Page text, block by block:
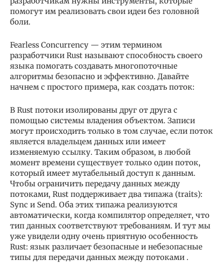
помогут им реализовать свои идеи без головной
боли.
Fearless Concurrency — этим термином
разработчики Rust называют способность своего
языка помогать создавать многопоточные
алгоритмы безопасно и эффективно. Давайте
начнем с простого примера, как создать поток:
В Rust потоки изолированы друг от друга с
помощью системы владения объектом. Записи
могут происходить только в том случае, если поток
является владельцем данных или имеет
изменяемую ссылку. Таким образом, в любой
момент времени существует только один поток,
который имеет мутабельный доступ к данным.
Чтобы ограничить передачу данных между
потоками, Rust поддерживает два типажа (traits):
Sync и Send. Оба этих типажа реализуются
автоматически, когда компилятор определяет, что
тип данных соответствуют требованиям. И тут мы
уже увидели одну очень приятную особенность
Rust: язык различает безопасные и небезопасные
типы для передачи данных между потоками .